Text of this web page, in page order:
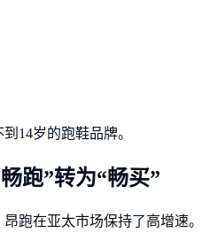
14岁的跑鞋品牌。
跑”转为“畅买”
跑在亚太市场保持了高增速。